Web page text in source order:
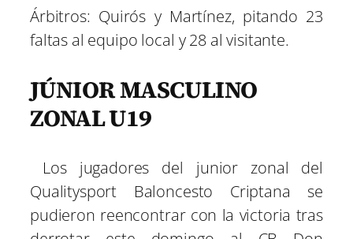
Árbitros: Quirós y Martínez, pitando 23
faltas al equipo local y 28 al visitante.
JÚNIOR MASCULINO
ZONAL U19
Los jugadores del junior zonal del
Qualitysport Baloncesto Criptana se
pudieron reencontrar con la victoria tras